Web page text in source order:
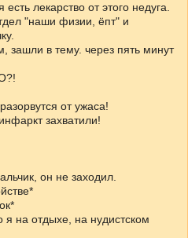
лекарство от этого недуга.
"наши физии, ёпт" и
зашли в тему. через пять минут
от ужаса!
захватили!
он не заходил.
на отдыхе, на нудистском